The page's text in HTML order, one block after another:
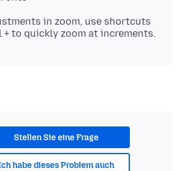
in zoom, use shortcuts
Stellen Sie eine Frage
habe dieses Problem auch